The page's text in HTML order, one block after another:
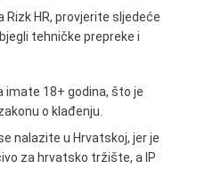
HR, provjerite sljedeće
tehničke prepreke i
imate 18+ godina, što je
o klađenju.
nalazite u Hrvatskoj, jer je
za hrvatsko tržište, a IP